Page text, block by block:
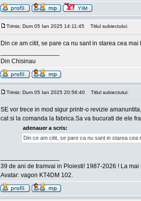
Trimis: Dum 05 Ian 2025 14:11:45 Titlul subiectului:
Din ce am citit, se pare ca nu sant in starea cea
Din Chisinau
Trimis: Dum 05 Ian 2025 20:56:40 Titlul subiectului:
SE vor trece in mod sigur printr-o revizie
cat si la comanda la fabrica.Sa va bucurati de ele
adenauer a scris:
Din ce am citit, se pare ca nu sant in starea
39 de ani de tramvai in Ploiesti! 1987-2026 ! La mai
Avatar: vagon KT4DM 102.